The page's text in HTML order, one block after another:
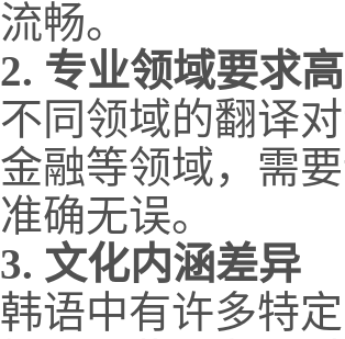
流畅。
2. 专业领域要求高
不同领域的翻译
金融等领域，需
准确无误。
3. 文化内涵差异
韩语中有许多特